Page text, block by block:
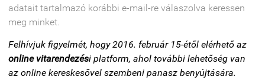
adatait tartalmazó korábbi e-mail-re válaszolva keressen
meg minket.
Felhívjuk figyelmét, hogy 2016. február 15-étől elérhető az
online vitarendezési platform, ahol további lehetőség van
az online kereskesővel szembeni panasz benyújtására.